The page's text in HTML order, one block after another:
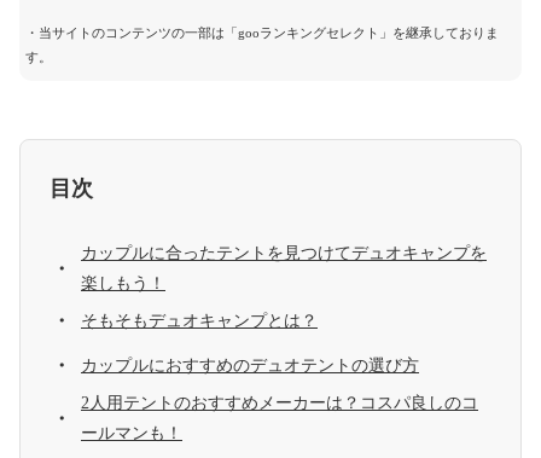
・当サイトのコンテンツの一部は「gooランキングセレクト」を継承しておりま
す。
目次
カップルに合ったテントを見つけてデュオキャンプを
楽しもう！
そもそもデュオキャンプとは？
カップルにおすすめのデュオテントの選び方
2人用テントのおすすめメーカーは？コスパ良しのコ
ールマンも！